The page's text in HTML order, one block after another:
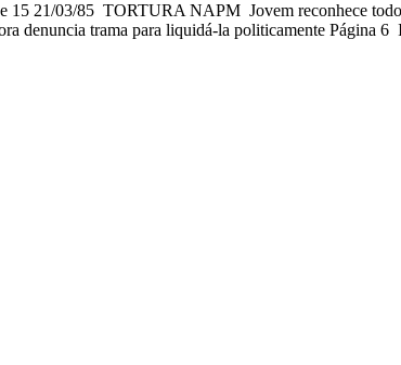
21/03/85 TORTURA NAPM Jovem reconhece
denuncia trama para liquidá-la politicamente Página